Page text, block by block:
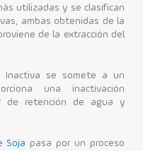
utilizadas y se clasifican
ambas obtenidas de la
de la extracción del
Inactiva se somete a un
una inactivación
de retención de agua y
Soja pasa por un proceso